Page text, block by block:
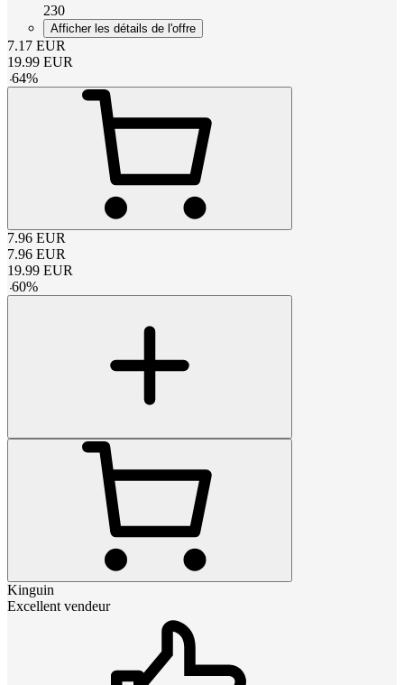
230
Afficher les détails de l'offre
7.17 EUR
19.99 EUR
-64%
7.96 EUR
7.96 EUR
19.99 EUR
-60%
Kinguin
Excellent vendeur